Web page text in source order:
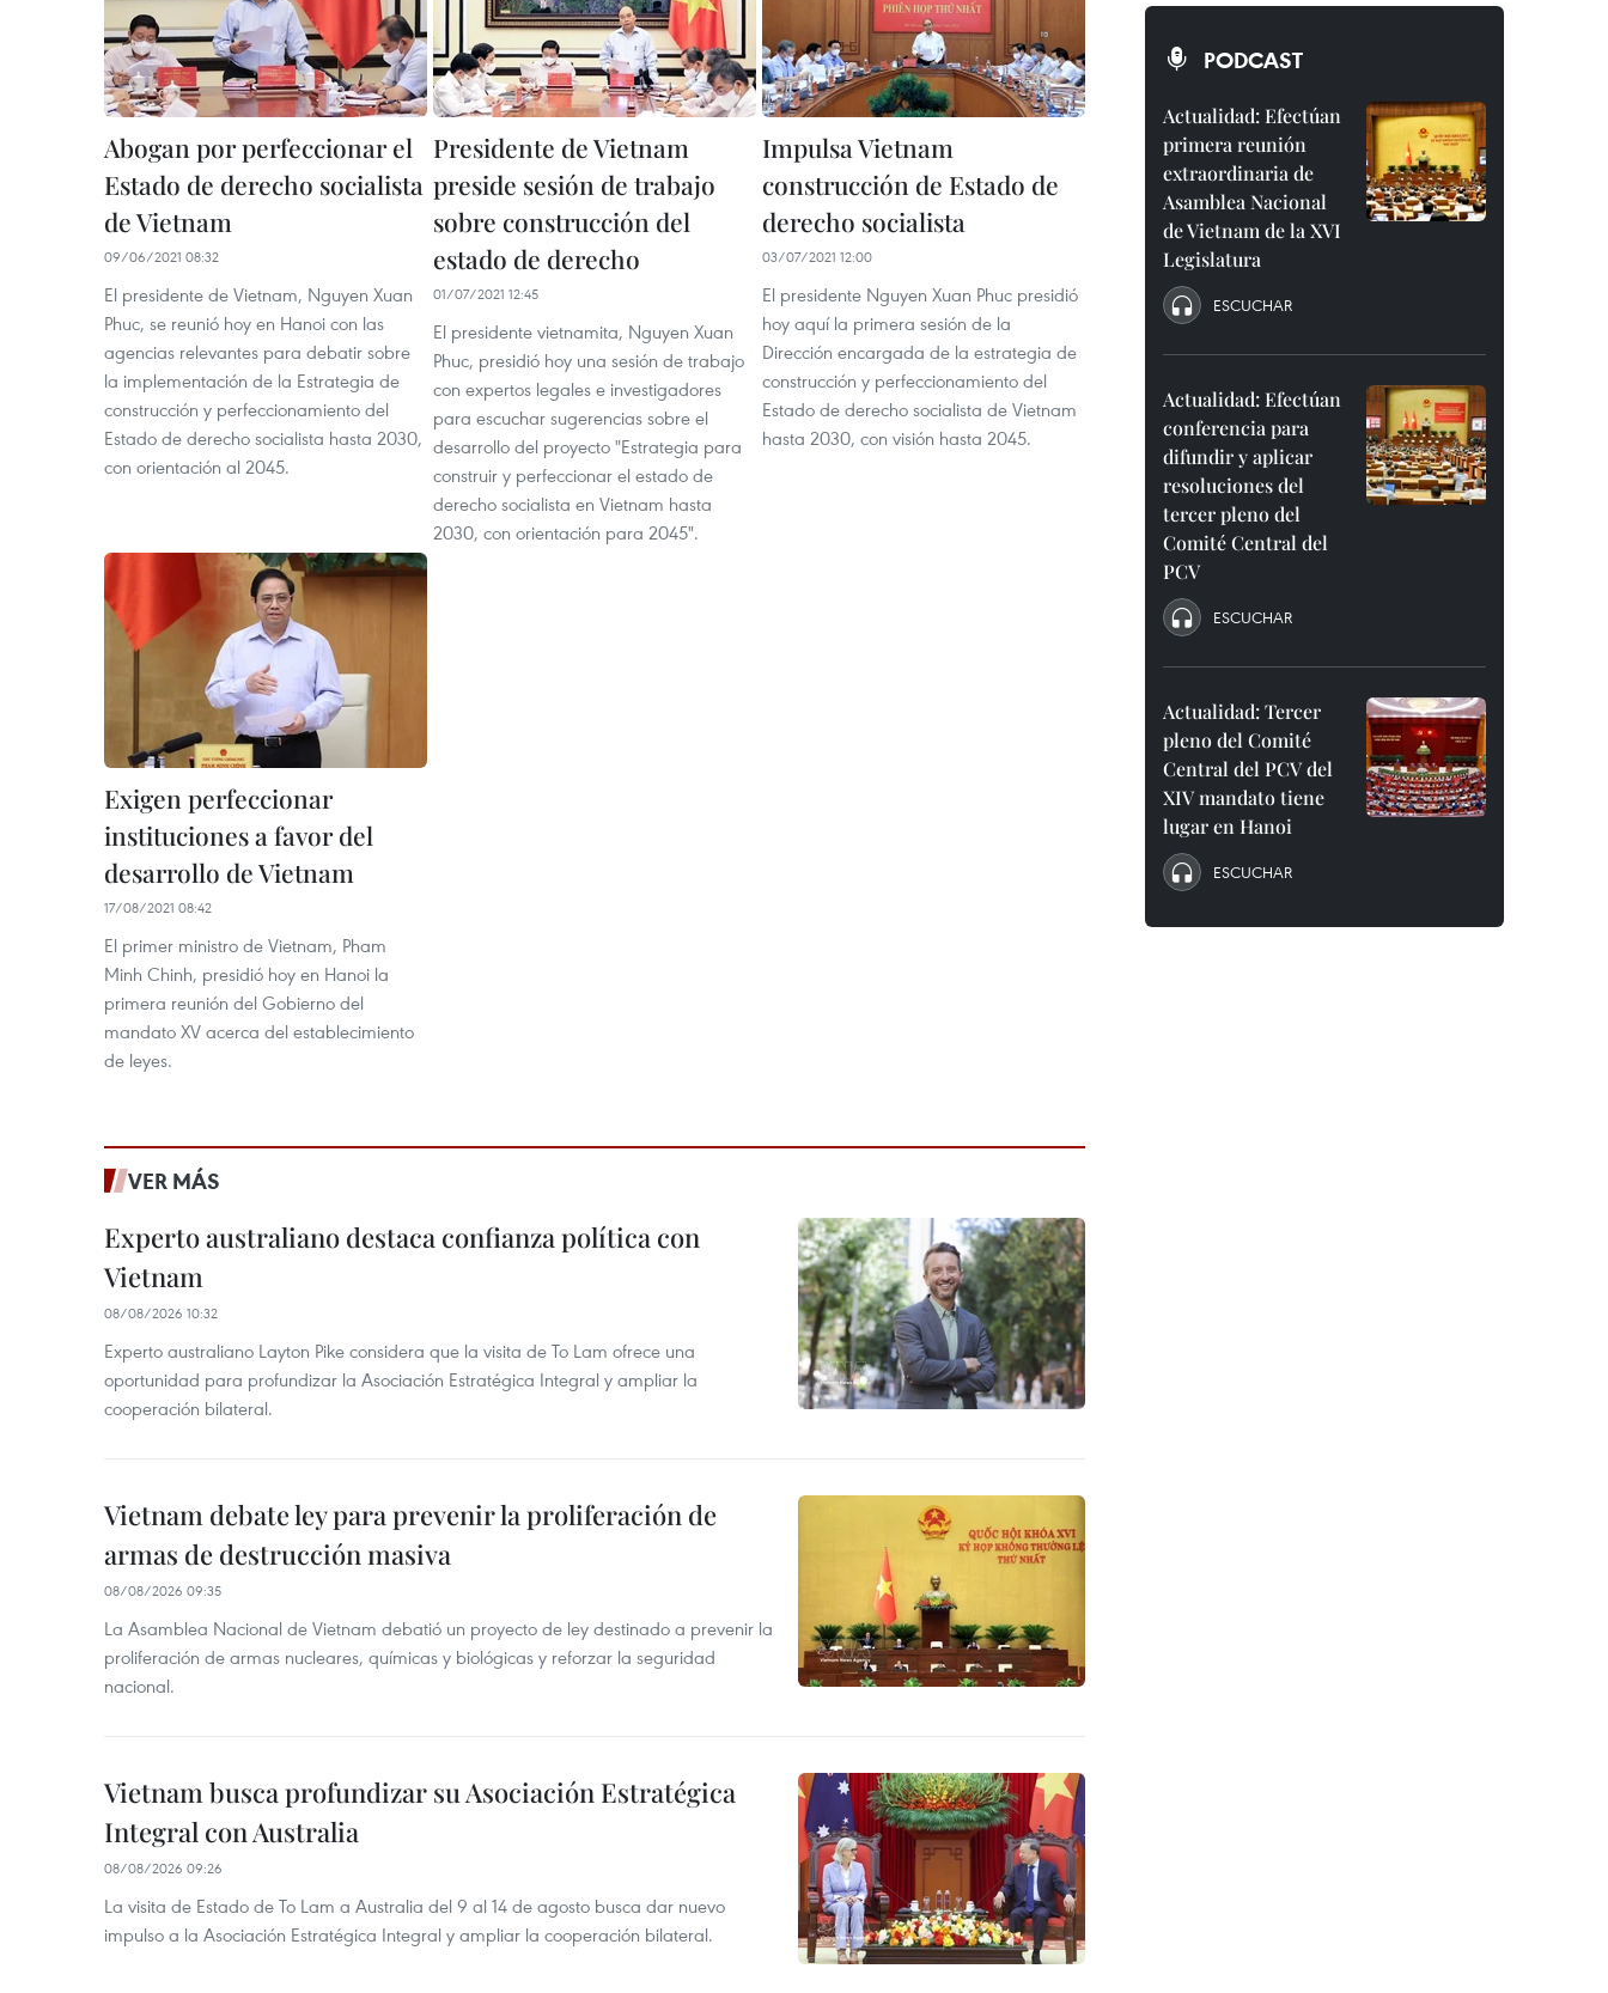
Abogan por perfeccionar el
Estado de derecho socialista
de Vietnam
09/06/2021 08:32
El presidente de Vietnam, Nguyen Xuan
Phuc, se reunió hoy en Hanoi con las
agencias relevantes para debatir sobre
la implementación de la Estrategia de
construcción y perfeccionamiento del
Estado de derecho socialista hasta 2030,
con orientación al 2045.
Presidente de Vietnam
preside sesión de trabajo
sobre construcción del
estado de derecho
01/07/2021 12:45
El presidente vietnamita, Nguyen Xuan
Phuc, presidió hoy una sesión de trabajo
con expertos legales e investigadores
para escuchar sugerencias sobre el
desarrollo del proyecto "Estrategia para
construir y perfeccionar el estado de
derecho socialista en Vietnam hasta
2030, con orientación para 2045".
Impulsa Vietnam
construcción de Estado de
derecho socialista
03/07/2021 12:00
El presidente Nguyen Xuan Phuc presidió
hoy aquí la primera sesión de la
Dirección encargada de la estrategia de
construcción y perfeccionamiento del
Estado de derecho socialista de Vietnam
hasta 2030, con visión hasta 2045.
Exigen perfeccionar
instituciones a favor del
desarrollo de Vietnam
17/08/2021 08:42
El primer ministro de Vietnam, Pham
Minh Chinh, presidió hoy en Hanoi la
primera reunión del Gobierno del
mandato XV acerca del establecimiento
de leyes.
VER MÁS
Experto australiano destaca confianza política con
Vietnam
08/08/2026 10:32
Experto australiano Layton Pike considera que la visita de To Lam ofrece una
oportunidad para profundizar la Asociación Estratégica Integral y ampliar la
cooperación bilateral.
Vietnam debate ley para prevenir la proliferación de
armas de destrucción masiva
08/08/2026 09:35
La Asamblea Nacional de Vietnam debatió un proyecto de ley destinado a prevenir la
proliferación de armas nucleares, químicas y biológicas y reforzar la seguridad
nacional.
Vietnam busca profundizar su Asociación Estratégica
Integral con Australia
08/08/2026 09:26
La visita de Estado de To Lam a Australia del 9 al 14 de agosto busca dar nuevo
impulso a la Asociación Estratégica Integral y ampliar la cooperación bilateral.
PODCAST
Actualidad: Efectúan
primera reunión
extraordinaria de
Asamblea Nacional
de Vietnam de la XVI
Legislatura
ESCUCHAR
Actualidad: Efectúan
conferencia para
difundir y aplicar
resoluciones del
tercer pleno del
Comité Central del
PCV
ESCUCHAR
Actualidad: Tercer
pleno del Comité
Central del PCV del
XIV mandato tiene
lugar en Hanoi
ESCUCHAR